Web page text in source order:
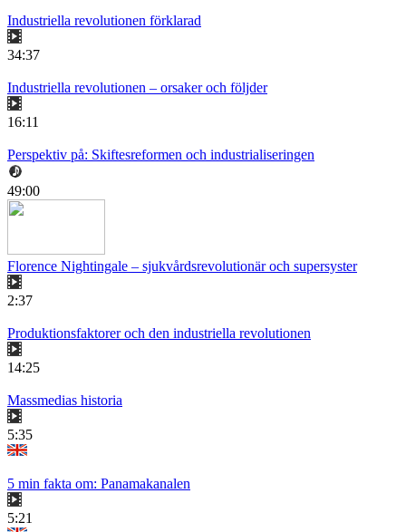
Industriella revolutionen förklarad
34:37
Industriella revolutionen – orsaker och följder
16:11
Perspektiv på: Skiftesreformen och industrialiseringen
49:00
Florence Nightingale – sjukvårdsrevolutionär och supersyster
2:37
Produktionsfaktorer och den industriella revolutionen
14:25
Massmedias historia
5:35
5 min fakta om: Panamakanalen
5:21